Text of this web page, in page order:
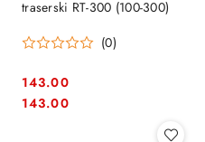
traserski RT-300 (100-300)
(0)
Cena:
143.00
Cena:
143.00